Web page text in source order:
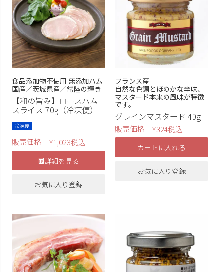
食品添加物不使用 無添加ハム
国産／茨城県産／常陸の輝き
【和の旨み】ロースハム
スライス 70g（冷凍便）
冷凍便
販売価格 ¥1,023税込
詳細を見る
お気に入り登録
フランス産
自然な色調とほのかな辛味、
マスタード本来の風味が特徴
です。
グレインマスタード 40g
販売価格 ¥324税込
カートに入れる
お気に入り登録